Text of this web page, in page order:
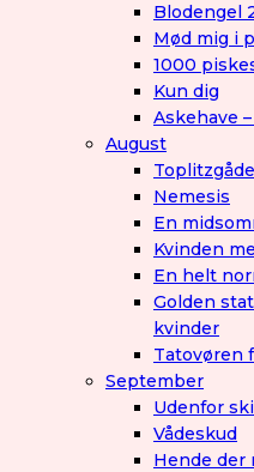
Blodengel
Mød mig i
1000
Kun dig
Askehave
August
Nemesis
En
Kvinden
En helt
Golden
kvinder
Tatovøren
September
Udenfor
Vådeskud
Hende der